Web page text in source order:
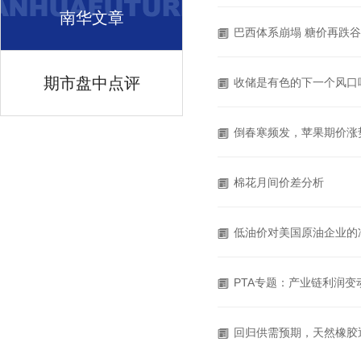
南华文章
期市盘中点评
巴西体系崩塌 糖价再跌
收储是有色的下一个风口
倒春寒频发，苹果期价涨
棉花月间价差分析
低油价对美国原油企业的
PTA专题：产业链利润变
回归供需预期，天然橡